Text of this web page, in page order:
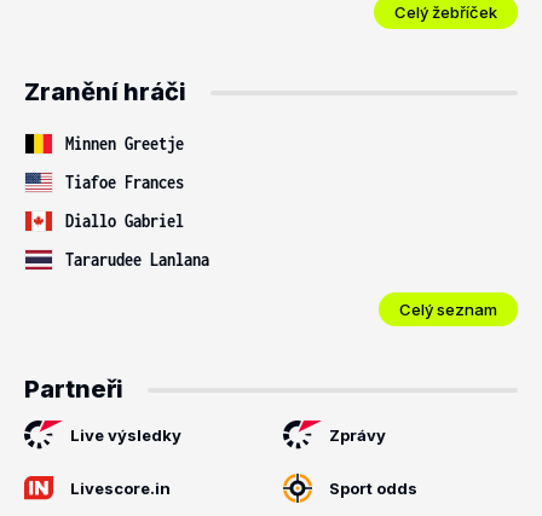
Celý žebříček
Zranění hráči
Minnen Greetje
Tiafoe Frances
Diallo Gabriel
Tararudee Lanlana
Celý seznam
Partneři
Live výsledky Zprávy
Livescore.in Sport odds